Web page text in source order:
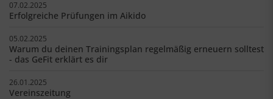
07.02.2025
Erfolgreiche Prüfungen im Aikido
05.02.2025
Warum du deinen Trainingsplan regelmäßig erneuern solltest
- das GeFit erklärt es dir
26.01.2025
Vereinszeitung